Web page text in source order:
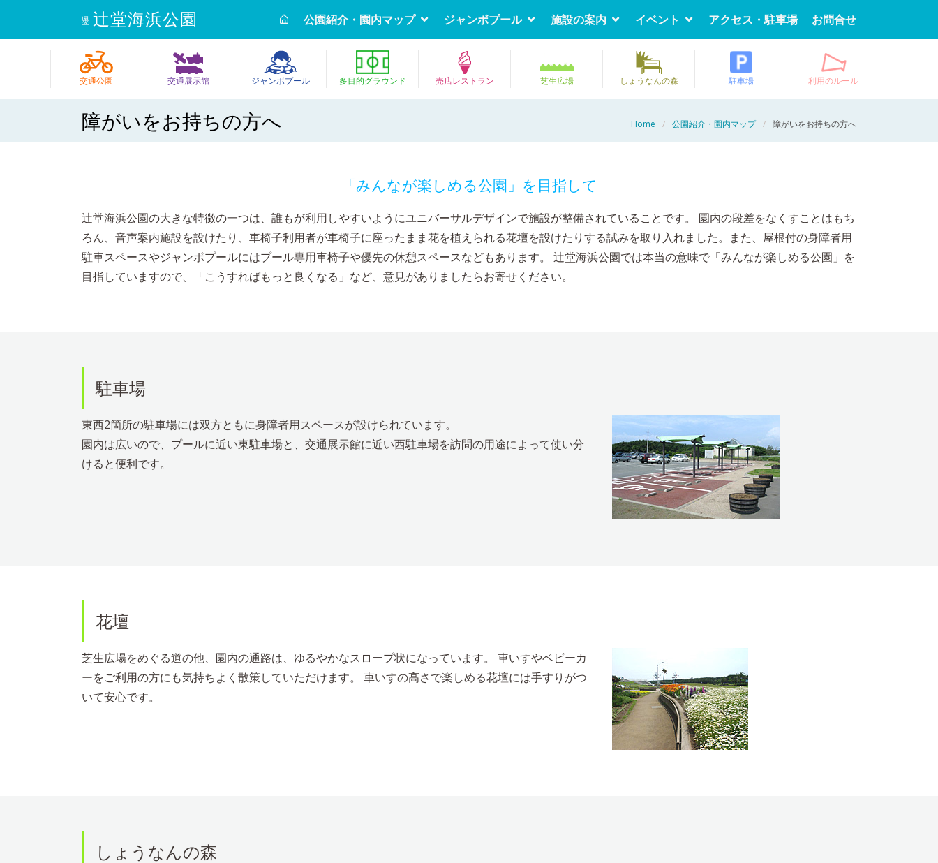
辻堂海浜公園 公園紹介・園内マップ ジャンボプール 施設の案内 イベント アクセス・駐車場 お問合せ
交通公園 交通展示館 ジャンボプール 多目的グラウンド 売店レストラン 芝生広場 しょうなんの森 駐車場 利用のルール
障がいをお持ちの方へ Home 公園紹介・園内マップ 障がいをお持ちの方へ
「みんなが楽しめる公園」を目指して
辻堂海浜公園の大きな特徴の一つは、誰もが利用しやすいようにユニバーサルデザインで施設が整備されていることです。 園内の段差をなくすことはもち
ろん、音声案内施設を設けたり、車椅子利用者が車椅子に座ったまま花を植えられる花壇を設けたりする試みを取り入れました。また、屋根付の身障者用
駐車スペースやジャンボプールにはプール専用車椅子や優先の休憩スペースなどもあります。 辻堂海浜公園では本当の意味で「みんなが楽しめる公園」を
目指していますので、「こうすればもっと良くなる」など、意見がありましたらお寄せください。
駐車場
東西2箇所の駐車場には双方ともに身障者用スペースが設けられています。
園内は広いので、プールに近い東駐車場と、交通展示館に近い西駐車場を訪問の用途によって使い分
けると便利です。
花壇
芝生広場をめぐる道の他、園内の通路は、ゆるやかなスロープ状になっています。 車いすやベビーカ
ーをご利用の方にも気持ちよく散策していただけます。 車いすの高さで楽しめる花壇には手すりがつ
いて安心です。
しょうなんの森